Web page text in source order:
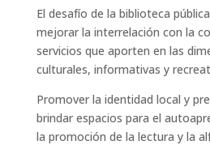
El desafío de la biblioteca
mejorar la interrelación con la
servicios que aporten en las
culturales, informativas y
Promover la identidad local y
brindar espacios para el
la promoción de la lectura y la